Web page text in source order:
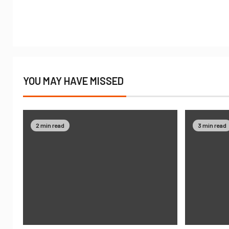
YOU MAY HAVE MISSED
2 min read 3 min read